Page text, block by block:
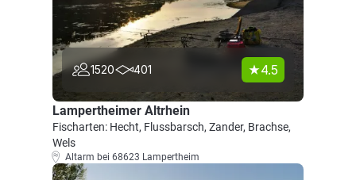
1520 401 4.5
Lampertheimer Altrhein
Fischarten: Hecht, Flussbarsch, Zander, Brachse,
Wels
Altarm bei 68623 Lampertheim